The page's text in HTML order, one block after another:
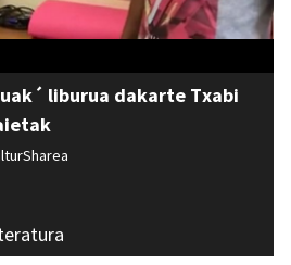
liburua dakarte Txabi